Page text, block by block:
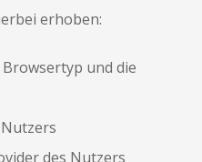
erhoben:
und die
des Nutzers